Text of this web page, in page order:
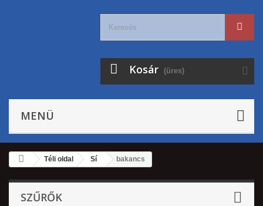
Kosár (üres)
MENÜ
Téli oldal Sí bakancs
SZŰRŐK